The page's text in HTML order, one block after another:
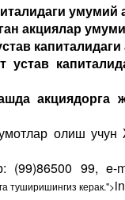
умумий
акциялар
акциядорга
олиш
(99)86500 99, e-
туширишингиз керак.">